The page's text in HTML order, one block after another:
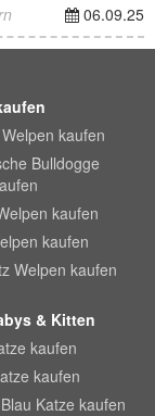
06.09.25
kaufen
Bulldogge
kaufen
kaufen
Welpen kaufen
& Kitten
kaufen
kaufen
Katze kaufen